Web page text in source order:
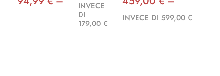
INVECE
DI
179,00 €
INVECE DI 599,00 €